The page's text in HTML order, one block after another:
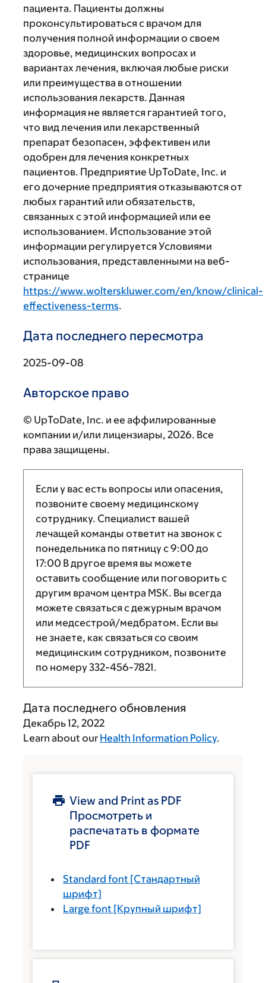
пациента. Пациенты должны
проконсультироваться с врачом для
получения полной информации о своем
здоровье, медицинских вопросах и
вариантах лечения, включая любые риски
или преимущества в отношении
использования лекарств. Данная
информация не является гарантией того,
что вид лечения или лекарственный
препарат безопасен, эффективен или
одобрен для лечения конкретных
пациентов. Предприятие UpToDate, Inc. и
его дочерние предприятия отказываются от
любых гарантий или обязательств,
связанных с этой информацией или ее
использованием. Использование этой
информации регулируется Условиями
использования, представленными на веб-
странице
https://www.wolterskluwer.com/en/know/clinical-
effectiveness-terms.
Дата последнего пересмотра
2025-09-08
Авторское право
© UpToDate, Inc. и ее аффилированные
компании и/или лицензиары, 2026. Все
права защищены.
Если у вас есть вопросы или опасения,
позвоните своему медицинскому
сотруднику. Специалист вашей
лечащей команды ответит на звонок с
понедельника по пятницу с9:00 до
17:00 В другое время вы можете
оставить сообщение или поговорить с
другим врачом центра MSK. Вы всегда
можете связаться с дежурным врачом
или медсестрой/медбратом. Если вы
не знаете, как связаться со своим
медицинским сотрудником, позвоните
по номеру332-456-7821.
Дата последнего обновления
Декабрь 12, 2022
Learn about our Health Information Policy.
View and Print as PDF
Просмотреть и
распечатать в формате
PDF
Standard font [Стандартный
шрифт]
Large font [Крупный шрифт]